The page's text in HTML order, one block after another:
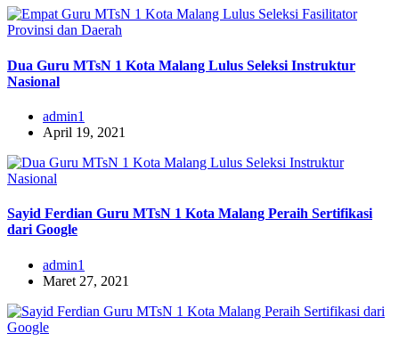
Dua Guru MTsN 1 Kota Malang Lulus Seleksi Instruktur
Nasional
admin1
April 19, 2021
Sayid Ferdian Guru MTsN 1 Kota Malang Peraih Sertifikasi
dari Google
admin1
Maret 27, 2021